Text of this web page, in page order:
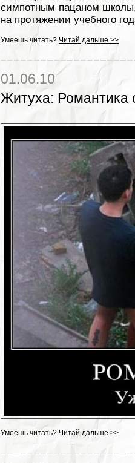
симпотным пацаном школы,
на протяжении учебного
Умеешь читать? Читай дальше >>
01.06.10
Житуха: Романтика
Умеешь читать? Читай дальше >>